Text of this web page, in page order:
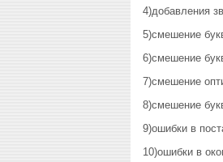
4)добавления
5)смешение
6)смешение
7)смешение
8)смешение
9)ошибки в
10)ошибки в